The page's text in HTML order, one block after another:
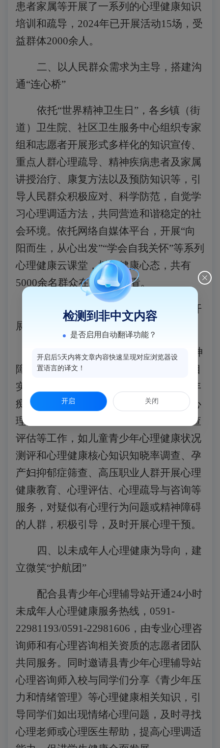
患者家属等开展了一系列的心理健康知识
培训和疏导，2024年已开展活动15场，受
益群体2000余人。
二、以人民群众需求为主导，搭建沟
通“连心桥”
依托“世界精神卫生日”，各乡镇（街
道）卫生院、社区卫生服务中心组织专家
组和志愿者开展形式多样化的知识宣传、
重点人群心理疏导、精神疾病患者及家属
讲授治疗、康复方法以及预防知识等，引
导人民群众积极应对、科学防范，自觉学
习心理调适方法，共同营造和谐稳定的社
会环境。依托网络自媒体平台，开展“向
阳而生，从心出发”“学会自我关怀”等系列
心理健康云课堂，树立健康心态，共有
5000余名群众在线收听收看。
三、以重点人群心理健康为目标，开
展服务
制定下发了《2024年闽侯县常见精神
障碍防治和儿童青少年心理健康促进项目
实施方案》，全县继续开展抑郁症、老年
痴呆等常见精神障碍防治和儿童青少年心
理健康促进的社会动员、科普宣传、筛查
评估等工作，如儿童青少年心理健康状况
测评和心理健康核心知识知晓率调查、孕
产妇抑郁症筛查、高压职业人群开展心理
健康教育、心理评估、心理疏导与咨询等
服务，对疑似有心理行为问题或精神障碍
的人群，积极引导，及时开展心理干预。
四、以未成年人心理健康为导向，建
立微笑“护航团”
配合县青少年心理辅导站开通24小时
未成年人心理健康服务热线，0591-
22981193/0591-22981606，由专业心理咨
询师和有心理咨询相关资质的志愿者团队
共同服务。同时邀请县青少年心理辅导站
心理咨询师入校与同学们分享《青少年压
力和情绪管理》等心理健康相关知识，引
导同学们如出现情绪心理问题，及时寻找
心理老师或心理医生帮助，提高心理调适
检测到非中文内容
是否启用自动翻译功能？
开启后5天内将文章内容快速呈现对应浏览器设
置语言的译文！
开启 关闭